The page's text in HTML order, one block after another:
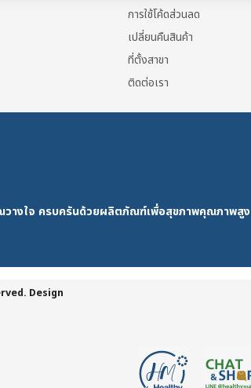
การใช้โค้ดส่วนลด
เปลี่ยนคืนสินค้า
ที่ตั้งสาขา
ติดต่อเรา
งใจ ครบครันด้วยผลิตภัณฑ์เพื่อสุขภาพคุณภาพสูง
Design